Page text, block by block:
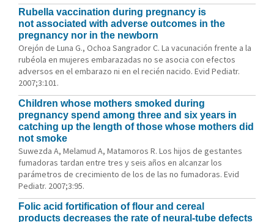
Rubella vaccination during pregnancy is
not associated with adverse outcomes in the
pregnancy nor in the newborn
Orejón de Luna G., Ochoa Sangrador C. La vacunación frente a la
rubéola en mujeres embarazadas no se asocia con efectos
adversos en el embarazo ni en el recién nacido. Evid Pediatr.
2007;3:101.
Children whose mothers smoked during
pregnancy spend among three and six years in
catching up the length of those whose mothers did
not smoke
Suwezda A, Melamud A, Matamoros R. Los hijos de gestantes
fumadoras tardan entre tres y seis años en alcanzar los
parámetros de crecimiento de los de las no fumadoras. Evid
Pediatr. 2007;3:95.
Folic acid fortification of flour and cereal
products decreases the rate of neural-tube defects